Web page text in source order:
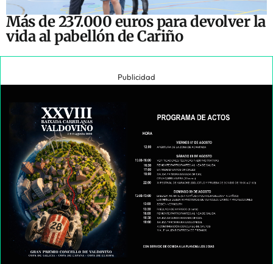
Más de 237.000 euros para devolver la
vida al pabellón de Cariño
Publicidad